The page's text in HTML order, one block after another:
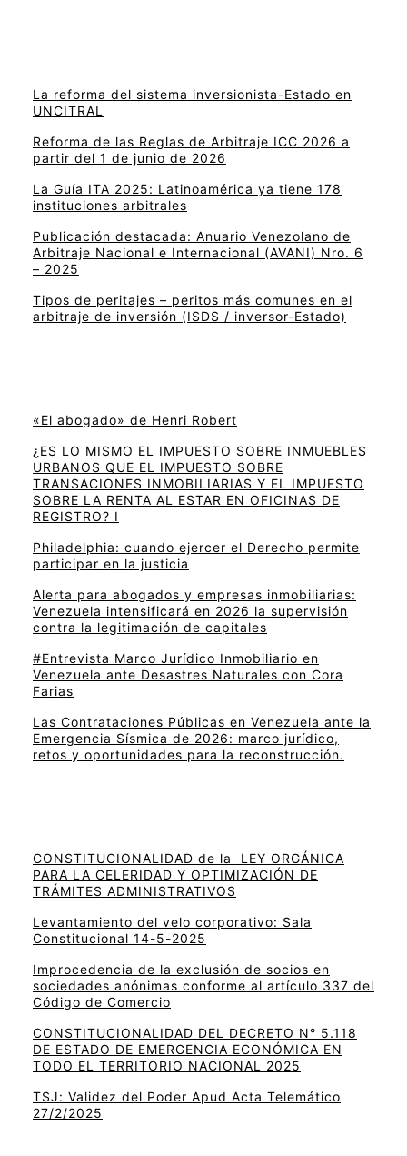
La reforma del sistema inversionista-Estado en
UNCITRAL
Reforma de las Reglas de Arbitraje ICC 2026 a
partir del 1 de junio de 2026
La Guía ITA 2025: Latinoamérica ya tiene 178
instituciones arbitrales
Publicación destacada: Anuario Venezolano de
Arbitraje Nacional e Internacional (AVANI) Nro. 6
– 2025
Tipos de peritajes – peritos más comunes en el
arbitraje de inversión (ISDS / inversor-Estado)
«El abogado» de Henri Robert
¿ES LO MISMO EL IMPUESTO SOBRE INMUEBLES
URBANOS QUE EL IMPUESTO SOBRE
TRANSACIONES INMOBILIARIAS Y EL IMPUESTO
SOBRE LA RENTA AL ESTAR EN OFICINAS DE
REGISTRO? I
Philadelphia: cuando ejercer el Derecho permite
participar en la justicia
Alerta para abogados y empresas inmobiliarias:
Venezuela intensificará en 2026 la supervisión
contra la legitimación de capitales
#Entrevista Marco Jurídico Inmobiliario en
Venezuela ante Desastres Naturales con Cora
Farias
Las Contrataciones Públicas en Venezuela ante la
Emergencia Sísmica de 2026: marco jurídico,
retos y oportunidades para la reconstrucción.
CONSTITUCIONALIDAD de la LEY ORGÁNICA
PARA LA CELERIDAD Y OPTIMIZACIÓN DE
TRÁMITES ADMINISTRATIVOS
Levantamiento del velo corporativo: Sala
Constitucional 14-5-2025
Improcedencia de la exclusión de socios en
sociedades anónimas conforme al artículo 337 del
Código de Comercio
CONSTITUCIONALIDAD DEL DECRETO N° 5.118
DE ESTADO DE EMERGENCIA ECONÓMICA EN
TODO EL TERRITORIO NACIONAL 2025
TSJ: Validez del Poder Apud Acta Telemático
27/2/2025